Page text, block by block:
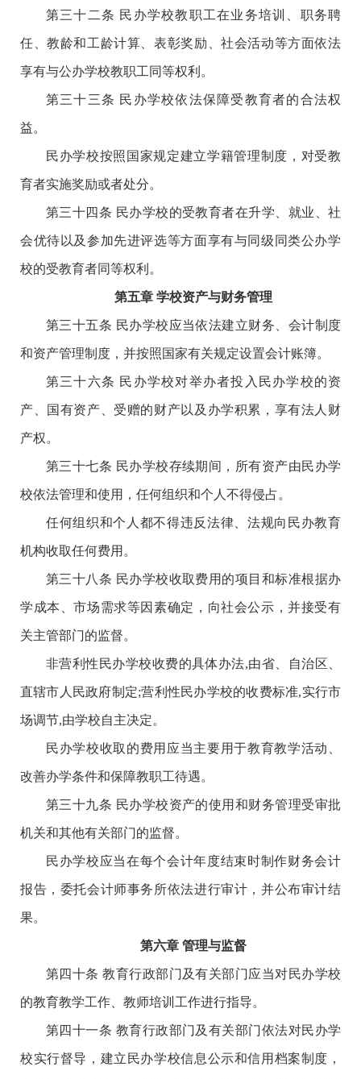
第三十二条 民办学校教职工在业务培训、职务聘
任、教龄和工龄计算、表彰奖励、社会活动等方面依法
享有与公办学校教职工同等权利。
第三十三条 民办学校依法保障受教育者的合法权
益。
民办学校按照国家规定建立学籍管理制度，对受教
育者实施奖励或者处分。
第三十四条 民办学校的受教育者在升学、就业、社
会优待以及参加先进评选等方面享有与同级同类公办学
校的受教育者同等权利。
第五章 学校资产与财务管理
第三十五条 民办学校应当依法建立财务、会计制度
和资产管理制度，并按照国家有关规定设置会计账簿。
第三十六条 民办学校对举办者投入民办学校的资
产、国有资产、受赠的财产以及办学积累，享有法人财
产权。
第三十七条 民办学校存续期间，所有资产由民办学
校依法管理和使用，任何组织和个人不得侵占。
任何组织和个人都不得违反法律、法规向民办教育
机构收取任何费用。
第三十八条 民办学校收取费用的项目和标准根据办
学成本、市场需求等因素确定，向社会公示，并接受有
关主管部门的监督。
非营利性民办学校收费的具体办法,由省、自治区、
直辖市人民政府制定;营利性民办学校的收费标准,实行市
场调节,由学校自主决定。
民办学校收取的费用应当主要用于教育教学活动、
改善办学条件和保障教职工待遇。
第三十九条 民办学校资产的使用和财务管理受审批
机关和其他有关部门的监督。
民办学校应当在每个会计年度结束时制作财务会计
报告，委托会计师事务所依法进行审计，并公布审计结
果。
第六章 管理与监督
第四十条 教育行政部门及有关部门应当对民办学校
的教育教学工作、教师培训工作进行指导。
第四十一条 教育行政部门及有关部门依法对民办学
校实行督导，建立民办学校信息公示和信用档案制度，